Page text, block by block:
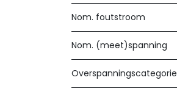
Nom. foutstroom
Nom. (meet)spanning
Overspanningscategorie